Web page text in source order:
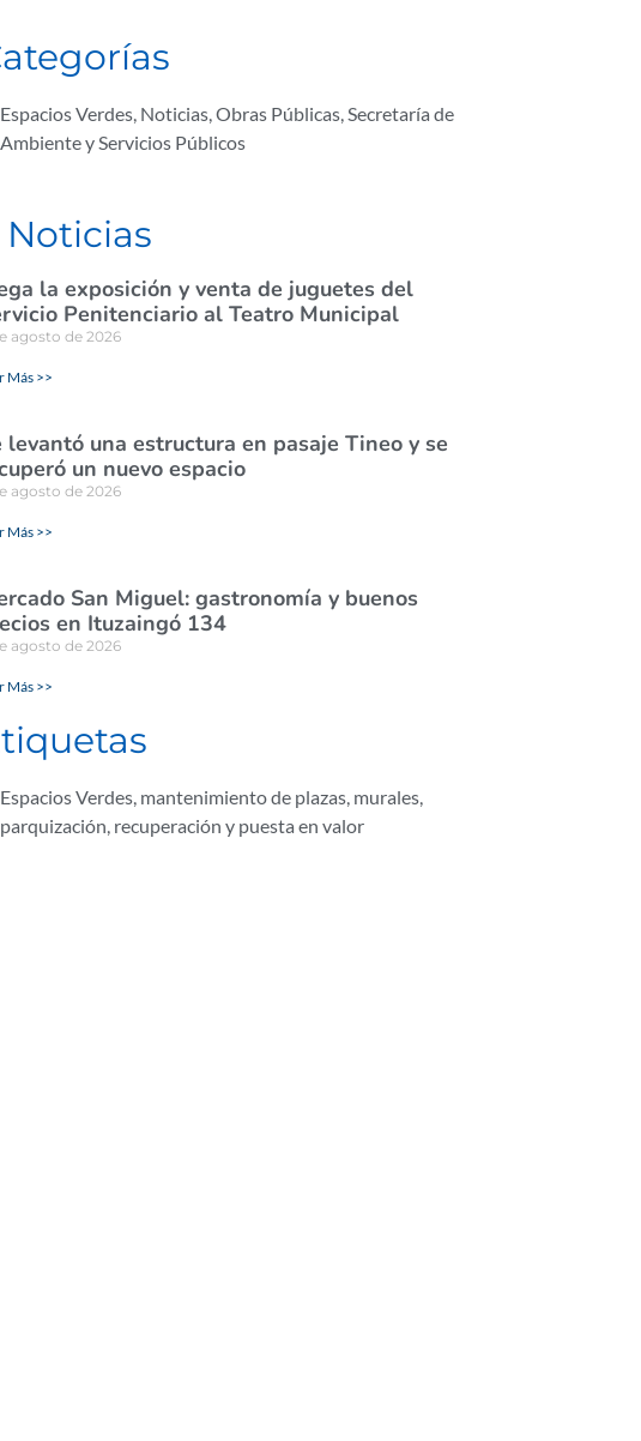
Espacios Verdes, Noticias,Obras Públicas,Secretaría de
Ambiente y Servicios Públicos
Noticias
la exposición y venta de juguetes del
Penitenciario al Teatro Municipal
agosto de 2026
Más >>
levantó una estructura en pasaje Tineo y se
un nuevo espacio
agosto de 2026
Más >>
San Miguel: gastronomía y buenos
en Ituzaingó 134
agosto de 2026
Más >>
Espacios Verdes, mantenimiento de plazas, murales,
parquización, recuperación y puesta en valor